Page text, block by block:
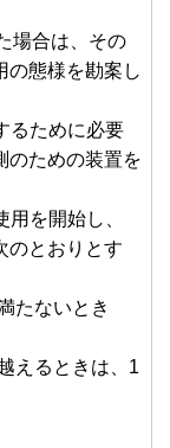
場合は、その
の態様を勘案し
るために必要
のための装置を
を開始し、
のとおりとす
たないとき
えるときは、1